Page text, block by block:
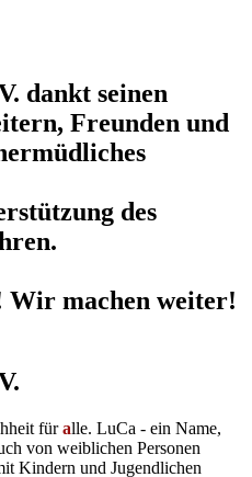
dankt seinen
Freunden und
des
Wir machen weiter!
füralle. LuCa - ein Name,
von weiblichen Personen
Kindern und Jugendlichen